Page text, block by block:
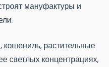
мануфактуры и
растительные
светлых концентрациях,